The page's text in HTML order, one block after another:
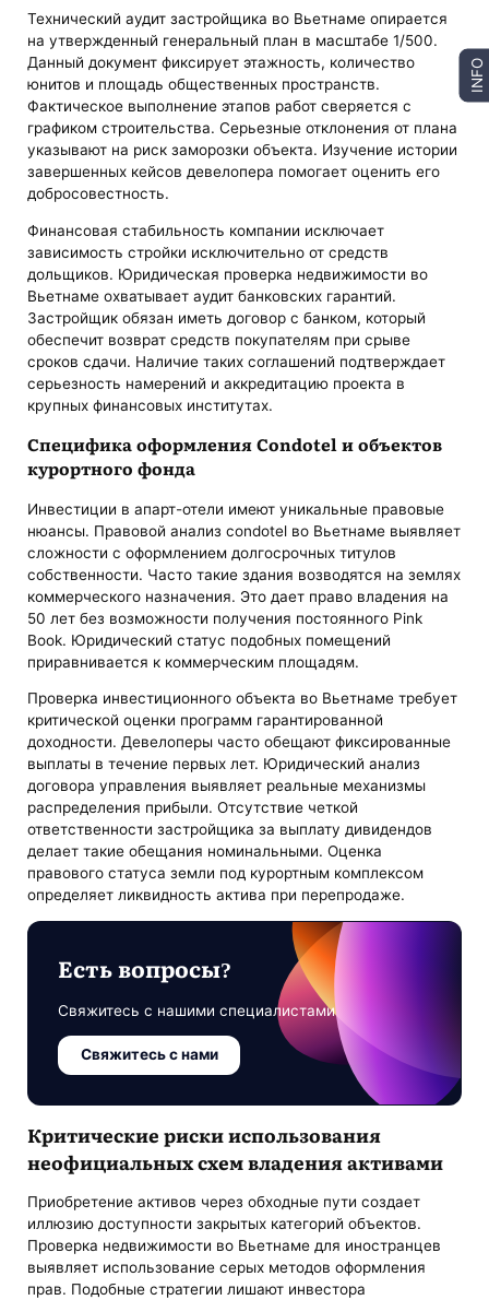
Технический аудит застройщика во Вьетнаме опирается
на утвержденный генеральный план в масштабе 1/500.
Данный документ фиксирует этажность, количество
юнитов и площадь общественных пространств.
Фактическое выполнение этапов работ сверяется с
графиком строительства. Серьезные отклонения от плана
указывают на риск заморозки объекта. Изучение истории
завершенных кейсов девелопера помогает оценить его
добросовестность.
Финансовая стабильность компании исключает
зависимость стройки исключительно от средств
дольщиков. Юридическая проверка недвижимости во
Вьетнаме охватывает аудит банковских гарантий.
Застройщик обязан иметь договор с банком, который
обеспечит возврат средств покупателям при срыве
сроков сдачи. Наличие таких соглашений подтверждает
серьезность намерений и аккредитацию проекта в
крупных финансовых институтах.
Специфика оформления Condotel и объектов
курортного фонда
Инвестиции в апарт-отели имеют уникальные правовые
нюансы. Правовой анализ condotel во Вьетнаме выявляет
сложности с оформлением долгосрочных титулов
собственности. Часто такие здания возводятся на землях
коммерческого назначения. Это дает право владения на
50 лет без возможности получения постоянного Pink
Book. Юридический статус подобных помещений
приравнивается к коммерческим площадям.
Проверка инвестиционного объекта во Вьетнаме требует
критической оценки программ гарантированной
доходности. Девелоперы часто обещают фиксированные
выплаты в течение первых лет. Юридический анализ
договора управления выявляет реальные механизмы
распределения прибыли. Отсутствие четкой
ответственности застройщика за выплату дивидендов
делает такие обещания номинальными. Оценка
правового статуса земли под курортным комплексом
определяет ликвидность актива при перепродаже.
Есть вопросы?
Свяжитесь с нашими специалистами
Свяжитесь с нами
Критические риски использования
неофициальных схем владения активами
Приобретение активов через обходные пути создает
иллюзию доступности закрытых категорий объектов.
Проверка недвижимости во Вьетнаме для иностранцев
выявляет использование серых методов оформления
прав. Подобные стратегии лишают инвестора
INFO